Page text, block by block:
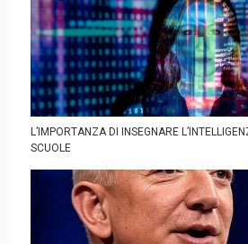
L’IMPORTANZA DI INSEGNARE
SCUOLE